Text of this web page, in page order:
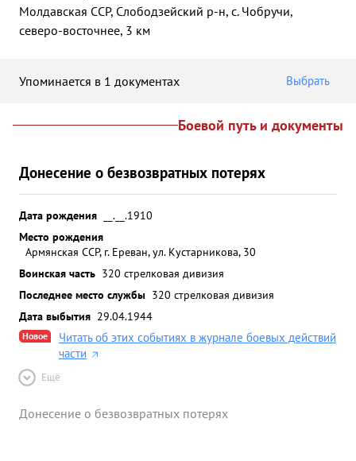
Молдавская ССР, Слободзейский р-н, с. Чобручи,
северо-восточнее, 3 км
Упоминается в 1 документах Выбрать
Боевой путь и документы
Донесение о безвозвратных потерях
Дата рождения
__.__.1910
Место рождения
Армянская ССР, г. Ереван, ул. Кустарникова, 30
Воинская часть 320 стрелковая дивизия
Последнее место службы 320 стрелковая дивизия
Дата выбытия 29.04.1944
Новое
Читать об этих событиях в журнале боевых действий
части
Ещё
Донесение о безвозвратных потерях